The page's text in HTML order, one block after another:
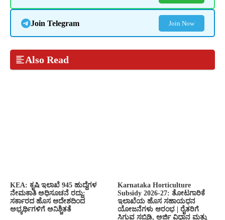
Join Telegram Join Now
Also Read
KEA: ಕೃಷಿ ಇಲಾಖೆ 945 ಹುದ್ದೆಗಳ
ನೇಮಕಾತಿ ಅಧಿಸೂಚನೆ ರದ್ದು:
ಸರ್ಕಾರದ ಹೊಸ ಆದೇಶದಿಂದ
ಅಭ್ಯರ್ಥಿಗಳಿಗೆ ಅನಿಶ್ಚಿತತೆ
Karnataka Horticulture
Subsidy 2026-27: ತೋಟಗಾರಿಕೆ
ಇಲಾಖೆಯ ಹೊಸ ಸಹಾಯಧನ
ಯೋಜನೆಗಳು ಆರಂಭ | ರೈತರಿಗೆ
ಸಿಗುವ ಸಬ್ಸಿಡಿ, ಅರ್ಜಿ ವಿಧಾನ ಮತ್ತು